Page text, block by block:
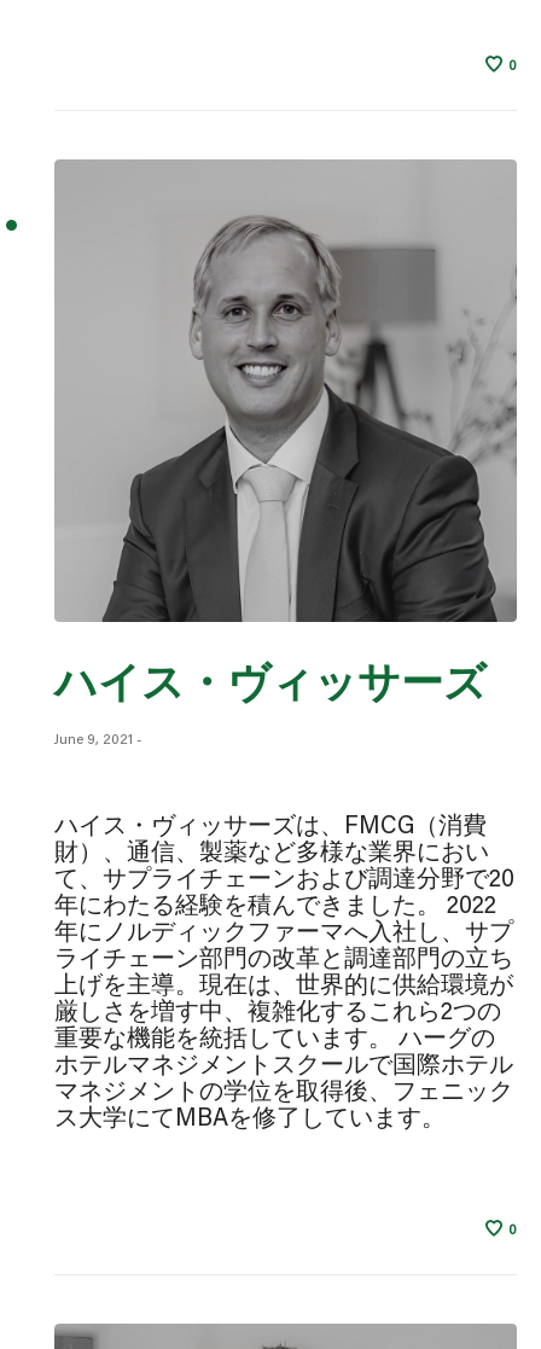
0
ハイス・ヴィッサーズ
June 9, 2021 -
ハイス・ヴィッサーズは、FMCG（消費
財）、通信、製薬など多様な業界におい
て、サプライチェーンおよび調達分野で20
年にわたる経験を積んできました。 2022
年にノルディックファーマへ入社し、サプ
ライチェーン部門の改革と調達部門の立ち
上げを主導。現在は、世界的に供給環境が
厳しさを増す中、複雑化するこれら2つの
重要な機能を統括しています。 ハーグの
ホテルマネジメントスクールで国際ホテル
マネジメントの学位を取得後、フェニック
ス大学にてMBAを修了しています。
0